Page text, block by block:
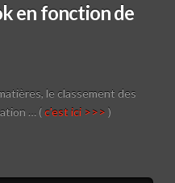
en fonction de
le classement des
… (c'est ici >>> )